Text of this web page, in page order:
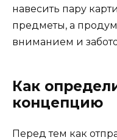
навесить пару
предметы, а
вниманием и
Как
концепцию
Перед тем как